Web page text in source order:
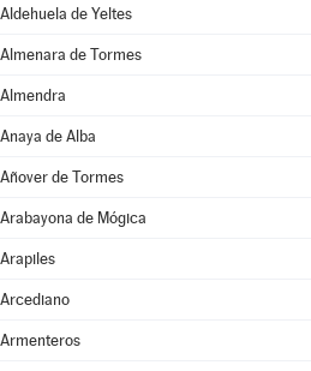
Aldehuela de Yeltes
Almenara de Tormes
Almendra
Anaya de Alba
Añover de Tormes
Arabayona de Mógica
Arapiles
Arcediano
Armenteros